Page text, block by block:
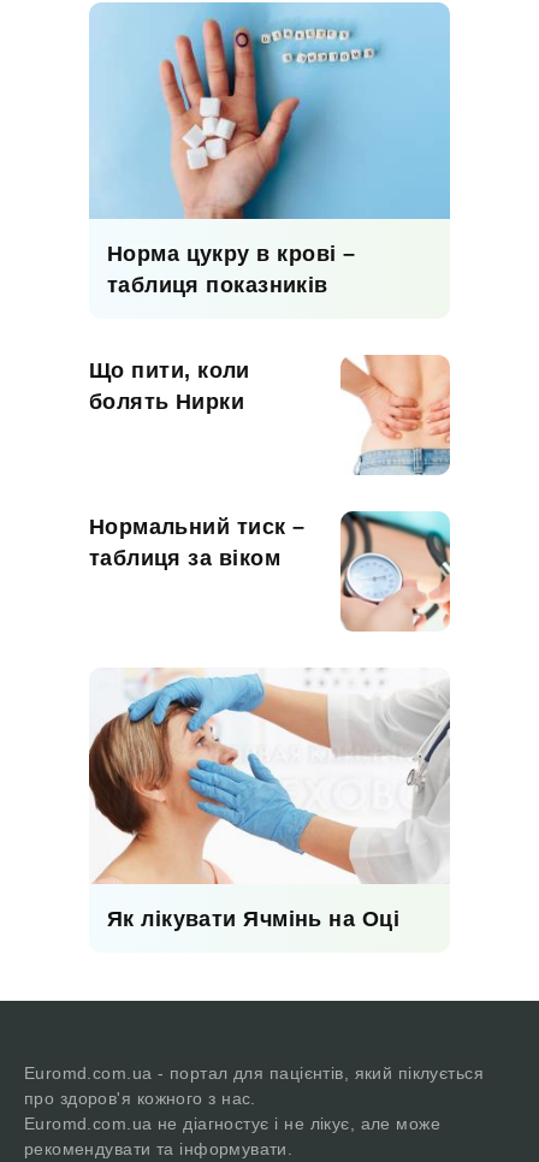
Норма цукру в крові –
таблиця показників
Що пити, коли
болять Нирки
Нормальний тиск –
таблиця за віком
Як лікувати Ячмінь на Оці
Euromd.com.ua - портал для пацієнтів, який піклується
про здоров'я кожного з нас.
Euromd.com.ua не діагностує і не лікує, але може
рекомендувати та інформувати.